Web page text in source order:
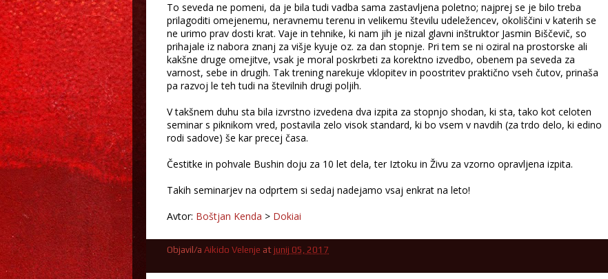
To seveda ne pomeni, da je bila tudi vadba sama zastavljena poletno; najprej se je bilo treba
prilagoditi omejenemu, neravnemu terenu in velikemu številu udeležencev, okoliščini v katerih se
ne urimo prav dosti krat. Vaje in tehnike, ki nam jih je nizal glavni inštruktor Jasmin Biščevič, so
prihajale iz nabora znanj za višje kyuje oz. za dan stopnje. Pri tem se ni oziral na prostorske ali
kakšne druge omejitve, vsak je moral poskrbeti za korektno izvedbo, obenem pa seveda za
varnost, sebe in drugih. Tak trening narekuje vklopitev in poostritev praktično vseh čutov, prinaša
pa razvoj le teh tudi na številnih drugi poljih.
V takšnem duhu sta bila izvrstno izvedena dva izpita za stopnjo shodan, ki sta, tako kot celoten
seminar s piknikom vred, postavila zelo visok standard, ki bo vsem v navdih (za trdo delo, ki edino
rodi sadove) še kar precej časa.
Čestitke in pohvale Bushin doju za 10 let dela, ter Iztoku in Živu za vzorno opravljena izpita.
Takih seminarjev na odprtem si sedaj nadejamo vsaj enkrat na leto!
Avtor: Boštjan Kenda > Dokiai
Objavil/a Aikido Velenje at junij 05, 2017